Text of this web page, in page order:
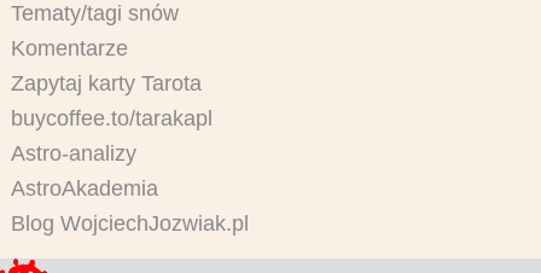
Tematy/tagi snów
Komentarze
Zapytaj karty Tarota
buycoffee.to/tarakapl
Astro-analizy
AstroAkademia
Blog WojciechJozwiak.pl